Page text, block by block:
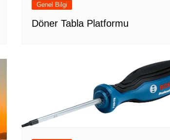
Genel Bilgi
Döner Tabla Platformu